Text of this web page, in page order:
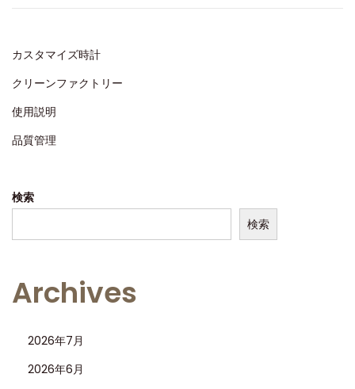
n
0
5
カスタマイズ時計
クリーンファクトリー
使用説明
品質管理
検索
検索
Archives
2026年7月
2026年6月